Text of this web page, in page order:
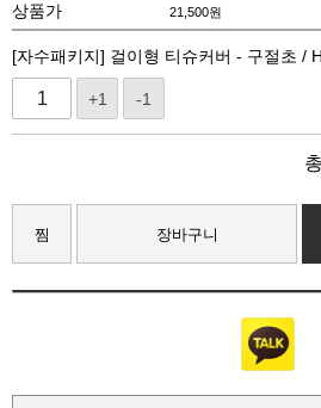
상품가 21,500원
[자수패키지] 걸이형 티슈커버 - 구절초 /
+1 -1
찜 장바구니